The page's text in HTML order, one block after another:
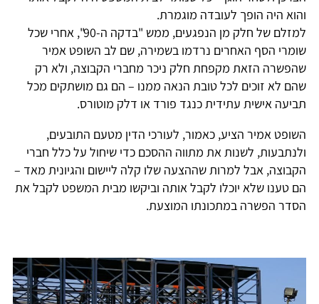
והוא היה הופך לעובדה מוגמרת.
למזלם של חלק מן הנפגעים, ממש "בדקה ה-90", אחרי שכל
שומרי הסף האחרים נרדמו בשמירה, שם לב השופט אמיר
שהפשרה הזאת מקפחת חלק ניכר מחברי הקבוצה, ולא רק
שהם לא זוכים לכל טובת הנאה ממנו – הם גם מושתקים מכל
תביעה אישית עתידית כנגד פורד או דלק מוטורס.
השופט אמיר הציע, כאמור, לעורכי הדין מטעם התובעים,
ולנתבעות, לשנות את מתווה ההסכם כדי שיחול על כלל חברי
הקבוצה, אבל למרות שההצעה שלו קלה ליישום והגיונית מאד –
הם טענו שלא יוכלו לקבל אותה וביקשו מבית המשפט לקבל את
הסדר הפשרה במתכונתו המוצעת.